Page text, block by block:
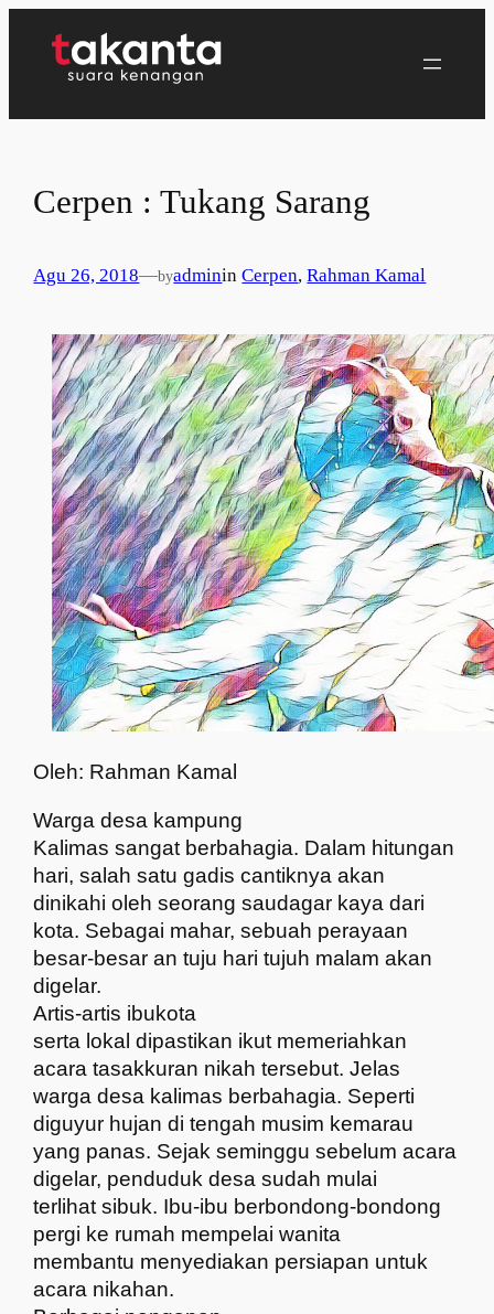
Cerpen : Tukang Sarang
Agu 26, 2018—byadmininCerpen, Rahman Kamal
Oleh: Rahman Kamal
Warga desa kampung
Kalimas sangat berbahagia. Dalam hitungan
hari, salah satu gadis cantiknya akan
dinikahi oleh seorang saudagar kaya dari
kota. Sebagai mahar, sebuah perayaan
besar-besar an tuju hari tujuh malam akan
digelar.
Artis-artis ibukota
serta lokal dipastikan ikut memeriahkan
acara tasakkuran nikah tersebut. Jelas
warga desa kalimas berbahagia. Seperti
diguyur hujan di tengah musim kemarau
yang panas. Sejak seminggu sebelum acara
digelar, penduduk desa sudah mulai
terlihat sibuk. Ibu-ibu berbondong-bondong
pergi ke rumah mempelai wanita
membantu menyediakan persiapan untuk
acara nikahan.